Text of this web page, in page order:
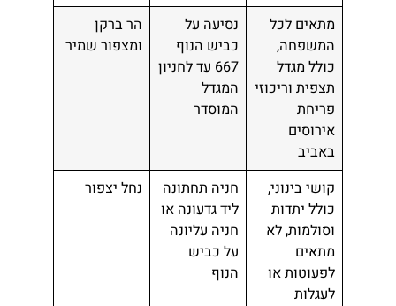
מתאים לכל
המשפחה,
כולל מגדל
תצפית וריכוזי
פריחת
אירוסים
באביב
נסיעה על
כביש הנוף
667 עד לחניון
המגדל
המוסדר
הר ברקן
ומצפור שמיר
קושי בינוני,
כולל יתדות
וסולמות, לא
מתאים
לפעוטות או
לעגלות
חניה תחתונה
ליד גדעונה או
חניה עליונה
על כביש
הנוף
נחל יצפור